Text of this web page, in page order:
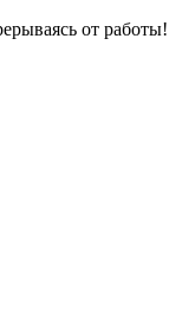
от работы!